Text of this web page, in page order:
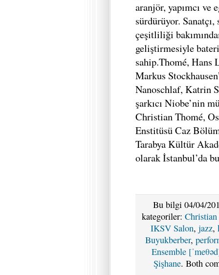
aranjör, yapımcı ve
sürdürüyor. Sanatçı,
çeşitliliği
geliştirmesiyle
sahip.Thomé, Hans
Markus
Nanoschlaf, Katrin
şarkıcı Niobe’nin
Christian Thomé,
Enstitüsü Caz
Tarabya Kültür
olarak İstanbul’da
Bu bilgi 04/04/
kategoriler:
IKSV Salon, jazz,
Buyukberber,
Ensemble
Şişhane. Both